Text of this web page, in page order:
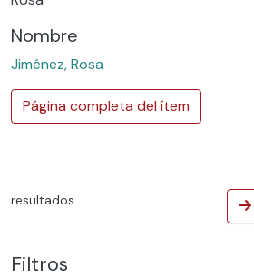
Nombre
Jiménez, Rosa
Página completa del ítem
resultados
Filtros